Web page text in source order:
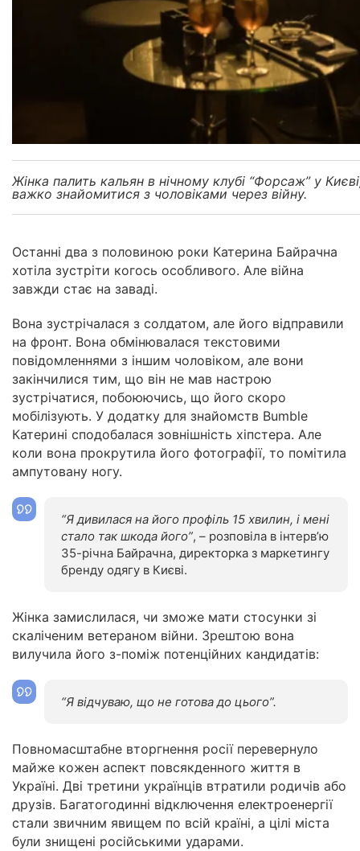
Жінка палить кальян в нічному клубі “Форсаж” у
важко знайомитися з чоловіками через війну.
Останні два з половиною роки Катерина Байрачна
хотіла зустріти когось особливого. Але війна
завжди стає на заваді.
Вона зустрічалася з солдатом, але його відправили
на фронт. Вона обмінювалася текстовими
повідомленнями з іншим чоловіком, але вони
закінчилися тим, що він не мав настрою
зустрічатися, побоюючись, що його скоро
мобілізують. У додатку для знайомств Bumble
Катерині сподобалася зовнішність хіпстера. Але
коли вона прокрутила його фотографії, то помітила
ампутовану ногу.
“Я дивилася на його профіль 15 хвилин, і мені
стало так шкода його”, – розповіла в інтерв’ю
35-річна Байрачна, директорка з маркетингу
бренду одягу в Києві.
Жінка замислилася, чи зможе мати стосунки зі
скаліченим ветераном війни. Зрештою вона
вилучила його з-поміж потенційних кандидатів:
“Я відчуваю, що не готова до цього”.
Повномасштабне вторгнення росії перевернуло
майже кожен аспект повсякденного життя в
Україні. Дві третини українців втратили родичів або
друзів. Багатогодинні відключення електроенергії
стали звичним явищем по всій країні, а цілі міста
були знищені російськими ударами.